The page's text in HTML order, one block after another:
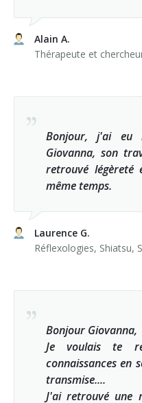
Alain A.
Thérapeute et
Bonjour, j'ai eu
Giovanna, son
retrouvé légèreté
même temps.
Laurence G.
Réflexologies, Shiatsu,
Bonjour Giovanna,
Je voulais te
connaissances en
transmise....
J'ai retrouvé une